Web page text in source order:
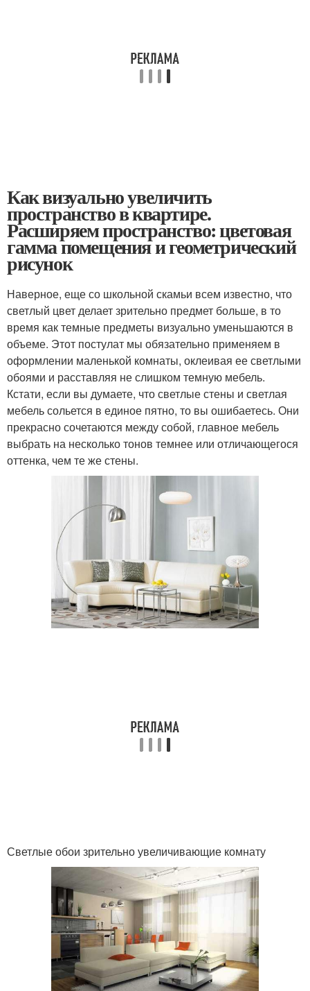
Как визуально увеличить
пространство в квартире.
Расширяем пространство: цветовая
гамма помещения и геометрический
рисунок
Наверное, еще со школьной скамьи всем известно, что
светлый цвет делает зрительно предмет больше, в то
время как темные предметы визуально уменьшаются в
объеме. Этот постулат мы обязательно применяем в
оформлении маленькой комнаты, оклеивая ее светлыми
обоями и расставляя не слишком темную мебель.
Кстати, если вы думаете, что светлые стены и светлая
мебель сольется в единое пятно, то вы ошибаетесь. Они
прекрасно сочетаются между собой, главное мебель
выбрать на несколько тонов темнее или отличающегося
оттенка, чем те же стены.
Светлые обои зрительно увеличивающие комнату